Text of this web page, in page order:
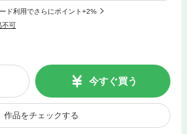
ド利用でさらにポイント+2%
不可
今すぐ買う
作品をチェックする